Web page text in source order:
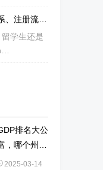
项目可能每
变动，因
学生还是
排名大公
，哪个州最
2025-03-14